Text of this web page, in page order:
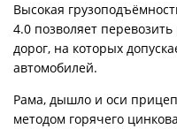
Высокая
4.0 позволяет
дорог, на которых
автомобилей.
Рама, дышло и оси
методом горячего